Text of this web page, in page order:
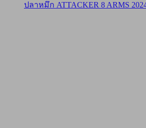
ปลาหมึก ATTACKER 8 ARMS